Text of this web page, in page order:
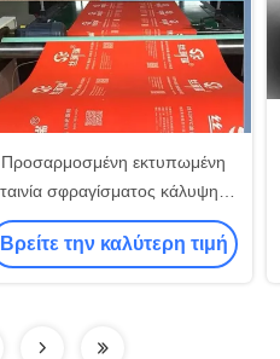
Προσαρμοσμένη εκτυπωμένη
ταινία σφραγίσματος κάλυψης
PP/PE, ανθεκτική σε υγρασία για
ποτήρια για γιαούρτι/ζέλι/γλυκά
Βρείτε την καλύτερη τιμή